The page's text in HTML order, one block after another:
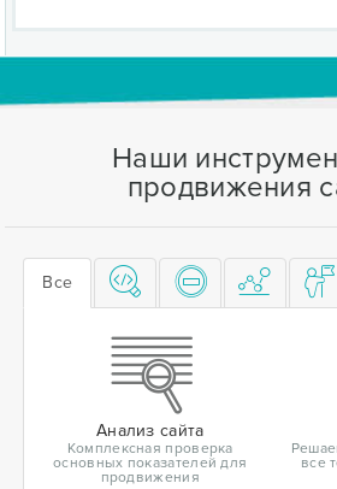
Наши
продвижения
Все
Анализ сайта
Комплексная проверка
основных показателей для
продвижения
все